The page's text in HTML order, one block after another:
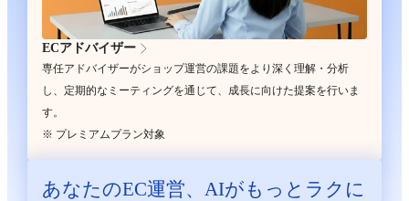
ECアドバイザー
専任アドバイザーがショップ運営の課題をより深く理解・分析
し、定期的なミーティングを通じて、成長に向けた提案を行いま
す。
※ プレミアムプラン対象
あなたのEC運営、 AIがもっとラクに